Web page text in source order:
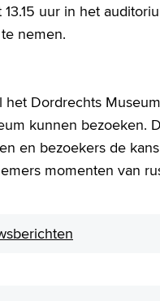
uur in het
nemen.
het Dordrechts
kunnen bezoeken.
en bezoekers de
momenten van